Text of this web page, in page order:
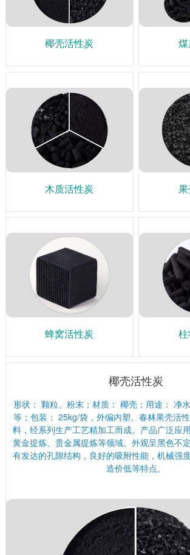
椰壳活性炭
木质活性炭
蜂窝活性炭
椰壳活性炭
形状： 颗粒、粉末；材质： 椰壳；用途： 净
等；包装： 25kg/袋，外编内塑。春林果壳活
料，经系列生产工艺精加工而成。产品广泛应
黄金提炼、贵金属提炼等领域。外观呈黑色不
有发达的孔隙结构，良好的吸附性能，机械强
造价低等特点。